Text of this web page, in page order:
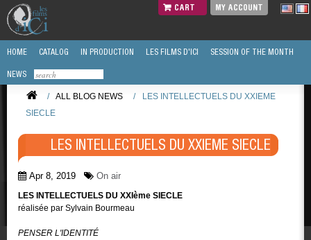
CART MY ACCOUNT
HOME CATALOG IN PRODUCTION LES FILMS D'ICI SESSION OF THE MONTH
NEWS
/ ALL BLOG NEWS /
LES INTELLECTUELS DU XXIEME
SIECLE
LES INTELLECTUELS DU XXIEME SIECLE
Apr 8, 2019 On air
LES INTELLECTUELS DU XXIème SIECLE
réalisée par Sylvain Bourmeau
PENSER L'IDENTITÉ